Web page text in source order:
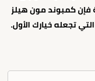
فإن كمبوند مون هيلز